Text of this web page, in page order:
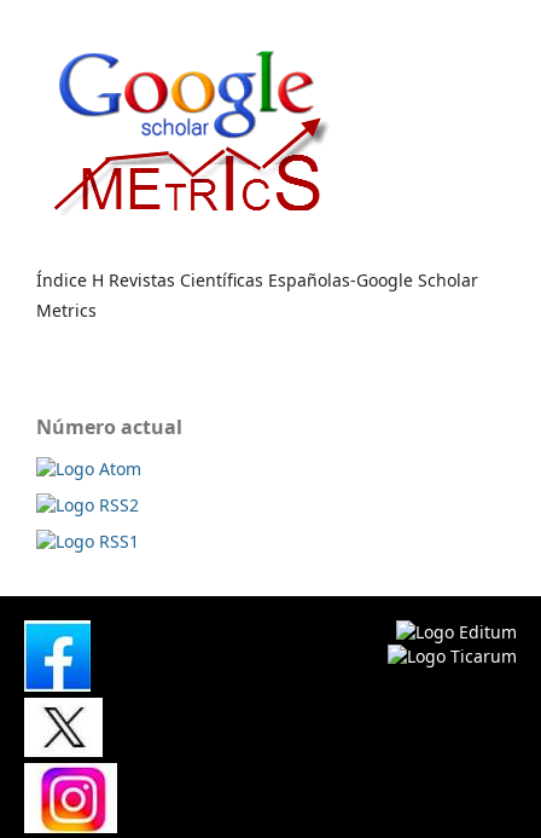
Índice H Revistas Científicas Españolas-Google Scholar
Metrics
Número actual